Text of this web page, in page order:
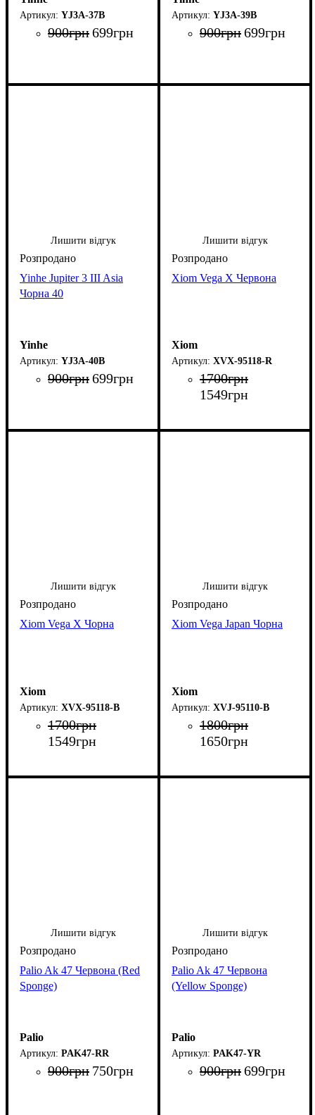
YJ3A-37B
900грн699грн
YJ3A-39B
900грн699грн
Лишити відгук
Yinhe Jupiter 3 III Asia
Чорна 40
Yinhe
YJ3A-40B
900грн699грн
Лишити відгук
Xiom Vega X Червона
Xiom
XVX-95118-R
1700грн
1549грн
Лишити відгук
Xiom Vega X Чорна
Xiom
XVX-95118-B
1700грн
1549грн
Лишити відгук
Xiom Vega Japan Чорна
Xiom
XVJ-95110-B
1800грн
1650грн
Лишити відгук
Palio Ak 47 Червона (Red
Sponge)
Palio
PAK47-RR
900грн 750грн
Лишити відгук
Palio Ak 47 Червона
(Yellow Sponge)
Palio
PAK47-YR
900грн699грн